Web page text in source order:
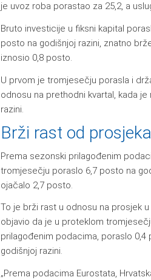
je uvoz roba porastao za 25,2, a
Bruto investicije u fiksni kapital
posto na godišnjoj razini, znatno
iznosio 0,8 posto.
U prvom je tromjesečju porasla i
odnosu na prethodni kvartal, kada
razini.
Brži rast od
Prema sezonski prilagođenim
tromjesečju poraslo 6,7 posto na
ojačalo 2,7 posto.
To je brži rast u odnosu na prosjek
objavio da je u proteklom
prilagođenim podacima, poraslo 0,4
godišnjoj razini.
„Prema podacima Eurostata,